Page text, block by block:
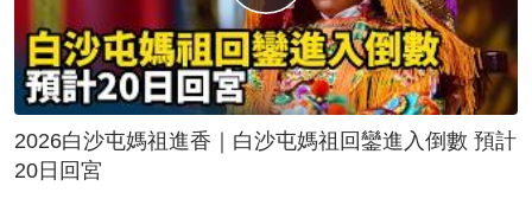
2026白沙屯媽祖進香｜白沙屯媽祖回鑾進入倒數 預計
20日回宮